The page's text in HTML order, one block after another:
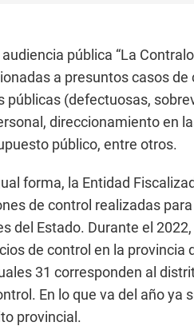
audiencia pública “La
a presuntos casos
públicas (defectuosas,
direccionamiento en
público, entre otros.
forma, la Entidad
de control realizadas
del Estado. Durante el
de control en la provincia
31 corresponden al
En lo que va del año ya
provincial.